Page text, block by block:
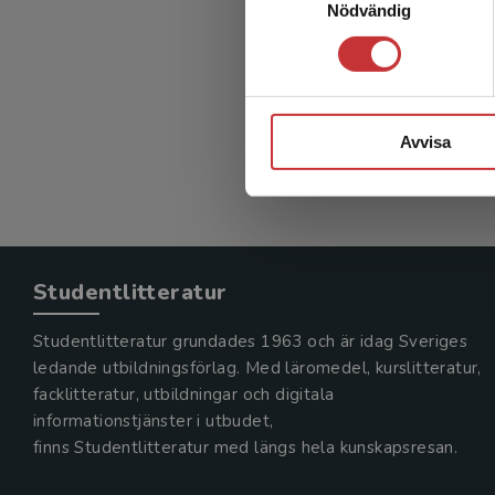
Nödvändig
Avvisa
Prata
337 kr
Exkl.
Studentlitteratur
Studentlitteratur grundades 1963 och är idag Sveriges
ledande utbildningsförlag. Med läromedel, kurslitteratur,
facklitteratur, utbildningar och digitala
informationstjänster i utbudet,
finns Studentlitteratur med längs hela kunskapsresan.